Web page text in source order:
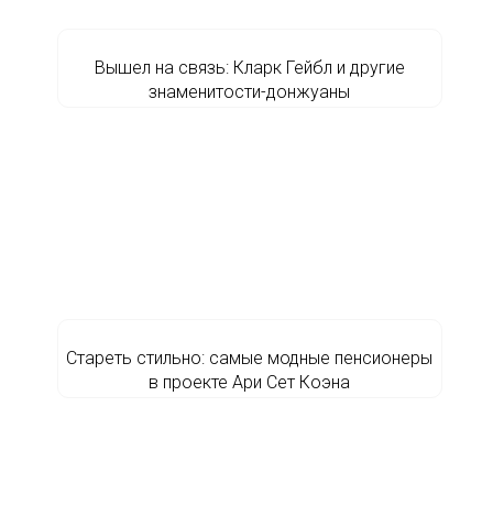
Вышел на связь: Кларк Гейбл и другие
знаменитости-донжуаны
Стареть стильно: самые модные пенсионеры
в проекте Ари Сет Коэна